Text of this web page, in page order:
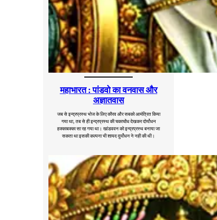
महाभारत : पांडवो का वनवास और
अज्ञातवास
जब से इन्द्रप्रस्थ भोज के लिए कौरव और सबको आमंत्रित किया
गया था, तब से ही इन्द्रप्रस्थ की चकाचोंध देखकर दोर्योधन
हक्काबक्का सा रह गया था। खांडववन को इन्द्रप्रस्थ बनाया जा
सकता था इसकी कल्पना भी शायद दुर्योधन ने नही की थी।